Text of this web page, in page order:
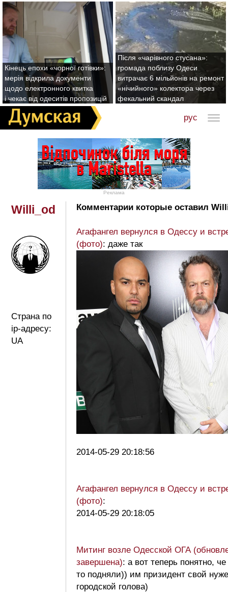
Кінець епохи «чорної готівки»:
мерія відкрила документи
щодо електронного квитка
і чекає від одеситів пропозицій
Після «чарівного стусана»:
громада поблизу Одеси
витрачає 6 мільйонів на ремонт
«нічийного» колектора через
фекальний скандал
рус
Реклама
Willi_od
Страна по
ip-адресу:
UA
Комментарии которые оставил
Агафангел вернулся в Одессу и
(фото): даже так
2014-05-29 20:18:56
Агафангел вернулся в Одессу и
(фото):
2014-05-29 20:18:05
Митинг возле Одесской ОГА
завершена): а вот теперь понятно,
то подняли)) им призидент свой
городской голова)